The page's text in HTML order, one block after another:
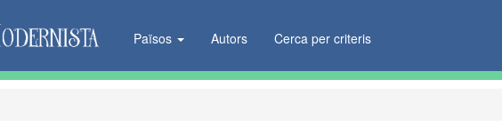
Països Autors Cerca per criteris